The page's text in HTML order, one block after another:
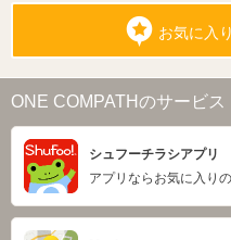
お気に入
ONE COMPATHのサービス
シュフーチラシアプリ
アプリならお気に入り